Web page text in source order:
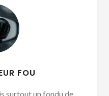
FOU
surtout un fondu de